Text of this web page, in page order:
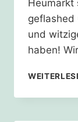
Heumarkt
geflashed
und
haben!